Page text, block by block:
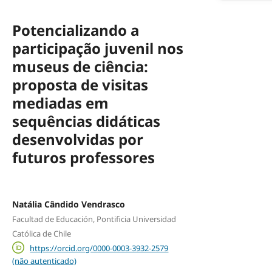
Potencializando a
participação juvenil nos
museus de ciência:
proposta de visitas
mediadas em
sequências didáticas
desenvolvidas por
futuros professores
Natália Cândido Vendrasco
Facultad de Educación, Pontificia Universidad
Católica de Chile
https://orcid.org/0000-0003-3932-2579
(não autenticado)